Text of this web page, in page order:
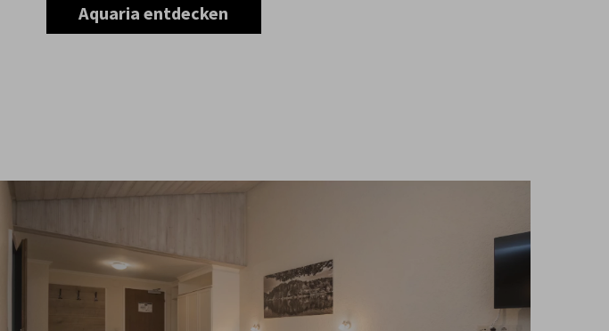
Aquaria entdecken